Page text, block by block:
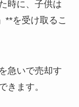
時に、子供は
**を受け取るこ
急いで売却す
きます。